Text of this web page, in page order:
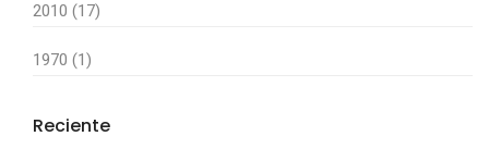
2010 (17)
1970 (1)
Reciente